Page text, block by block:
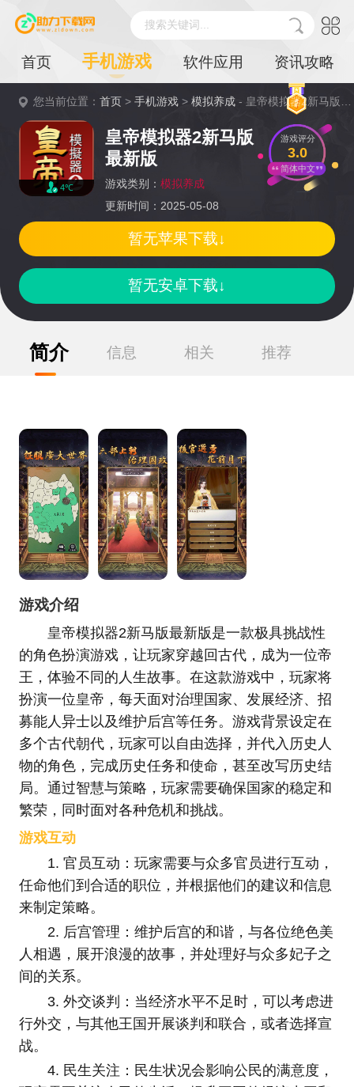
搜索关键词...
首页 手机游戏 软件应用 资讯攻略
您当前位置：首页 >手机游戏 >模拟养成 - 皇帝模拟器2新马版最新版详情
4℃
皇帝模拟器2新马版
最新版
游戏类别： 模拟养成
更新时间：2025-05-08
游戏评分
3.0
简体中文
暂无安卓下载↓
暂无苹果下载↓
简介 信息 相关 推荐
游戏介绍
皇帝模拟器2新马版最新版是一款极具挑战性
的角色扮演游戏，让玩家穿越回古代，成为一位帝
王，体验不同的人生故事。在这款游戏中，玩家将
扮演一位皇帝，每天面对治理国家、发展经济、招
募能人异士以及维护后宫等任务。游戏背景设定在
多个古代朝代，玩家可以自由选择，并代入历史人
物的角色，完成历史任务和使命，甚至改写历史结
局。通过智慧与策略，玩家需要确保国家的稳定和
繁荣，同时面对各种危机和挑战。
游戏互动
1. 官员互动：玩家需要与众多官员进行互动，
任命他们到合适的职位，并根据他们的建议和信息
来制定策略。
2. 后宫管理：维护后宫的和谐，与各位绝色美
人相遇，展开浪漫的故事，并处理好与众多妃子之
间的关系。
3. 外交谈判：当经济水平不足时，可以考虑进
行外交，与其他王国开展谈判和联合，或者选择宣
战。
4. 民生关注：民生状况会影响公民的满意度，